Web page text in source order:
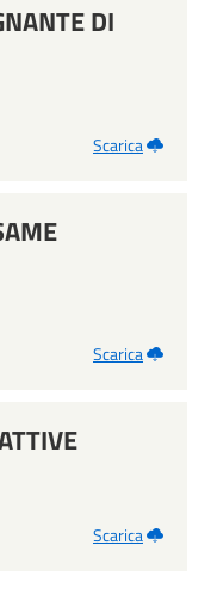
DI
Scarica
Scarica
Scarica